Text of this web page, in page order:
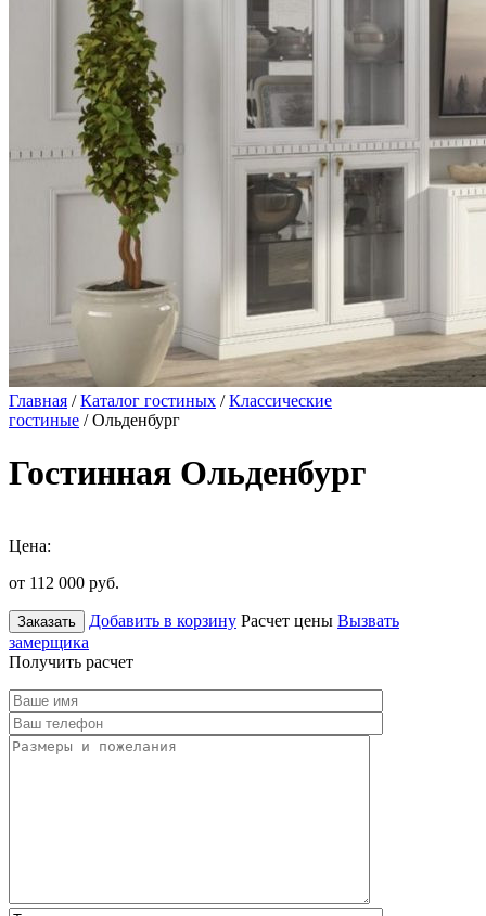
Главная /Каталог гостиных /Классические
гостиные / Ольденбург
Гостинная Ольденбург
Цена:
от 112 000 руб.
Заказать Добавить в корзину Расчет цены Вызвать
замерщика
Получить расчет